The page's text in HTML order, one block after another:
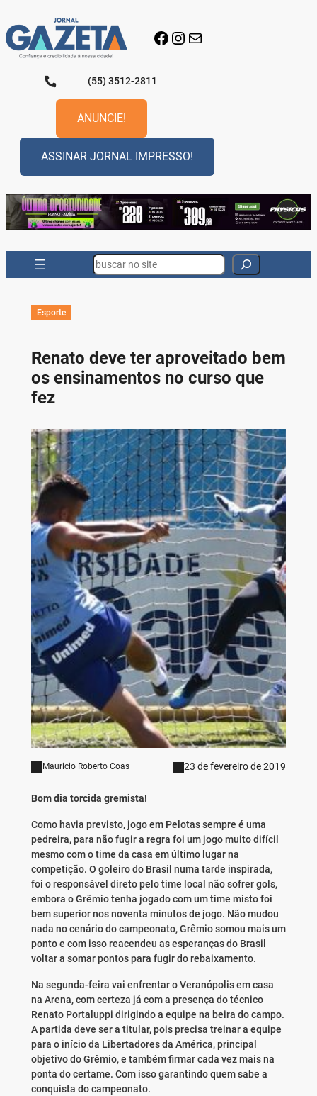
para
o
conteúdo
Facebook
Instagram
E-mail
(55) 3512-2811
ANUNCIE!
ASSINAR JORNAL IMPRESSO!
Search
Esporte
Renato deve ter aproveitado bem
os ensinamentos no curso que
fez
Mauricio Roberto Coas 23 de fevereiro de 2019
Bom dia torcida gremista!
Como havia previsto, jogo em Pelotas sempre é uma
pedreira, para não fugir a regra foi um jogo muito difícil
mesmo com o time da casa em último lugar na
competição. O goleiro do Brasil numa tarde inspirada,
foi o responsável direto pelo time local não sofrer gols,
embora o Grêmio tenha jogado com um time misto foi
bem superior nos noventa minutos de jogo. Não mudou
nada no cenário do campeonato, Grêmio somou mais um
ponto e com isso reacendeu as esperanças do Brasil
voltar a somar pontos para fugir do rebaixamento.
Na segunda-feira vai enfrentar o Veranópolis em casa
na Arena, com certeza já com a presença do técnico
Renato Portaluppi dirigindo a equipe na beira do campo.
A partida deve ser a titular, pois precisa treinar a equipe
para o início da Libertadores da América, principal
objetivo do Grêmio, e também firmar cada vez mais na
ponta do certame. Com isso garantindo quem sabe a
conquista do campeonato.